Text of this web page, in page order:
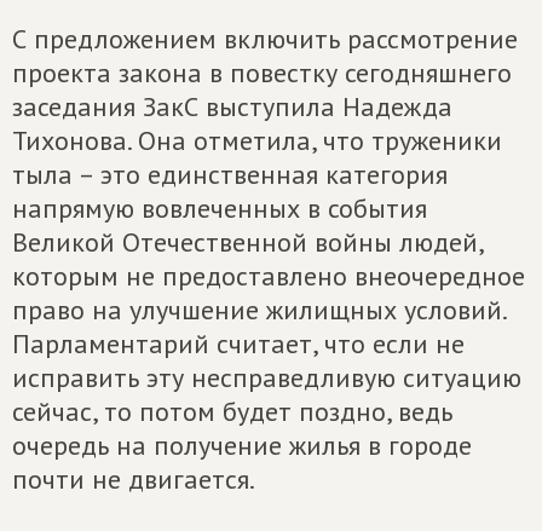
С предложением включить рассмотрение
проекта закона в повестку сегодняшнего
заседания ЗакС выступила Надежда
Тихонова. Она отметила, что труженики
тыла – это единственная категория
напрямую вовлеченных в события
Великой Отечественной войны людей,
которым не предоставлено внеочередное
право на улучшение жилищных условий.
Парламентарий считает, что если не
исправить эту несправедливую ситуацию
сейчас, то потом будет поздно, ведь
очередь на получение жилья в городе
почти не двигается.